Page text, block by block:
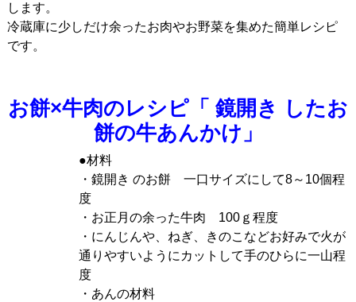
します。
冷蔵庫に少しだけ余ったお肉やお野菜を集めた簡単レシピ
です。
お餅×牛肉のレシピ「 鏡開き したお
餅の牛あんかけ」
●材料
・鏡開き のお餅 一口サイズにして8～10個程
度
・お正月の余った牛肉 100ｇ程度
・にんじんや、ねぎ、きのこなどお好みで火が
通りやすいようにカットして手のひらに一山程
度
・あんの材料